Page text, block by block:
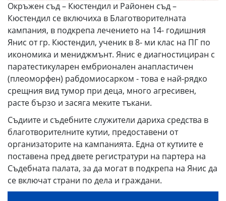
Окръжен съд – Кюстендил и Районен съд –
Кюстендил се включиха в Благотворителната
кампания, в подкрепа лечението на 14- годишния
Янис от гр. Кюстендил, ученик в 8- ми клас на ПГ по
икономика и мениджмънт. Янис е диагностициран с
паратестикуларен ембрионален анапластичен
(плеоморфен) рабдомиосарком - това е най-рядко
срещния вид тумор при деца, много агресивен,
расте бързо и засяга меките тъкани.
Съдиите и съдебните служители дариха средства в
благотворителните кутии, предоставени от
организаторите на кампанията. Една от кутиите е
поставена пред двете регистратури на партера на
Съдебната палата, за да могат в подкрепа на Янис да
се включат страни по дела и граждани.